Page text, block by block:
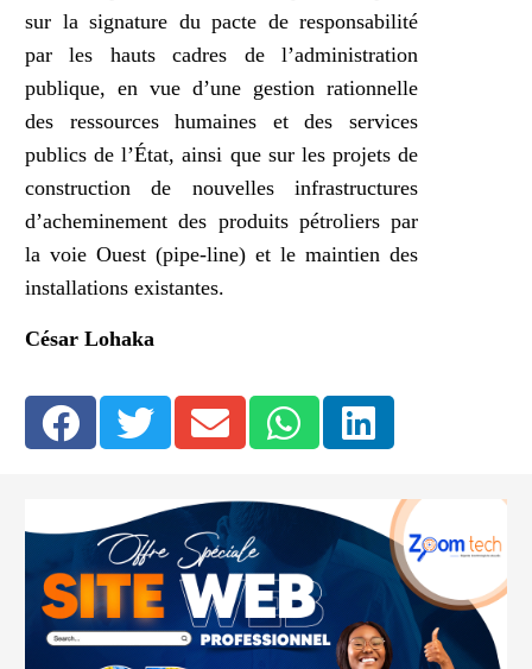
sur la signature du pacte de responsabilité
par les hauts cadres de l’administration
publique, en vue d’une gestion rationnelle
des ressources humaines et des services
publics de l’État, ainsi que sur les projets de
construction de nouvelles infrastructures
d’acheminement des produits pétroliers par
la voie Ouest (pipe-line) et le maintien des
installations existantes.
César Lohaka